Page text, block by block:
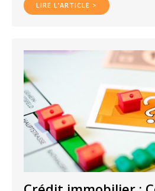
LIRE L’ARTICLE >